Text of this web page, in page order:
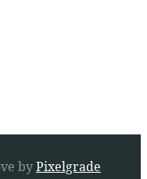
byPixelgrade